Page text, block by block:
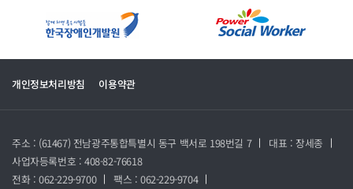
개인정보처리방침 이용약관
주소 : (61467) 전남광주통합특별시 동구 백서로 198번길 7
대표 : 장세종
사업자등록번호 : 408-82-76618
전화 : 062-229-9700
팩스 : 062-229-9704